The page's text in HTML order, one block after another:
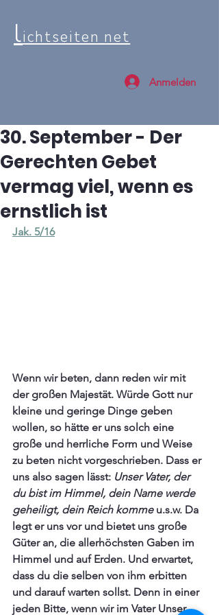
lichtseiten net
Anmelden
30. September - Der
Gerechten Gebet
vermag viel, wenn es
ernstlich ist
Jak. 5/16
Wenn wir beten, dann reden wir mit
der großen Majestät. Würde Gott nur
kleine und geringe Dinge geben
wollen, so hätte er uns solch eine
große und herrliche Form und Weise
zu beten nicht vorgeschrieben. Dass er
uns also sagen lässt: Unser Vater, der
du bist im Himmel, dein Name werde
geheiligt, dein Reich komme u.s.w. Da
legt er uns vor und bietet uns große
Güter an, die allerhöchsten Gaben im
Himmel und auf Erden. Und erwartet,
dass du die selben von ihm erbitten
und darauf warten sollst. Denn in einer
jeden Bitte, wenn wir im Vater Unser